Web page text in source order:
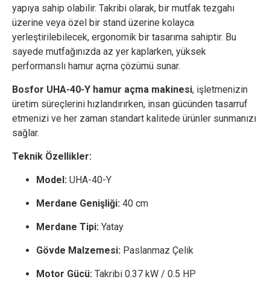
yapıya sahip olabilir. Takribi olarak, bir mutfak tezgahı
üzerine veya özel bir stand üzerine kolayca
yerleştirilebilecek, ergonomik bir tasarıma sahiptir. Bu
sayede mutfağınızda az yer kaplarken, yüksek
performanslı hamur açma çözümü sunar.
Bosfor UHA-40-Y hamur açma makinesi, işletmenizin
üretim süreçlerini hızlandırırken, insan gücünden tasarruf
etmenizi ve her zaman standart kalitede ürünler sunmanızı
sağlar.
Teknik Özellikler:
Model: UHA-40-Y
Merdane Genişliği: 40 cm
Merdane Tipi: Yatay
Gövde Malzemesi: Paslanmaz Çelik
Motor Gücü: Takribi 0.37 kW / 0.5 HP